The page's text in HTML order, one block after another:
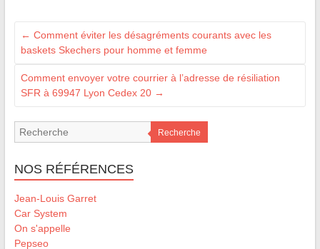
← Comment éviter les désagréments courants avec les
baskets Skechers pour homme et femme
Comment envoyer votre courrier à l’adresse de résiliation
SFR à 69947 Lyon Cedex 20 →
Recherche
NOS RÉFÉRENCES
Jean-Louis Garret
Car System
On s'appelle
Pepseo